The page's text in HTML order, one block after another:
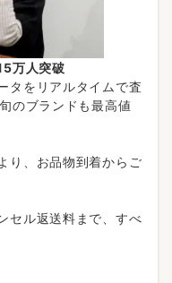
万人突破
タをリアルタイムで査
のブランドも最高値
り、お品物到着からご
セル返送料まで、すべ